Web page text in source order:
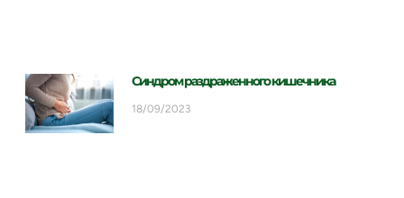
Синдром раздраженного кишечника
18/09/2023